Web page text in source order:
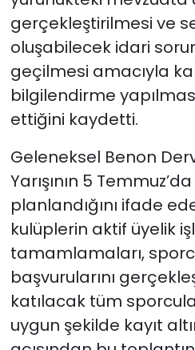
gerçekleştirilmesi ve
oluşabilecek idari
geçilmesi amacıyla
bilgilendirme
ettiğini kaydetti.
Geleneksel Benon
Yarışının 5
planlandığını ifade
kulüplerin aktif üyelik
tamamlamaları,
başvurularını
katılacak tüm
uygun şekilde kayıt